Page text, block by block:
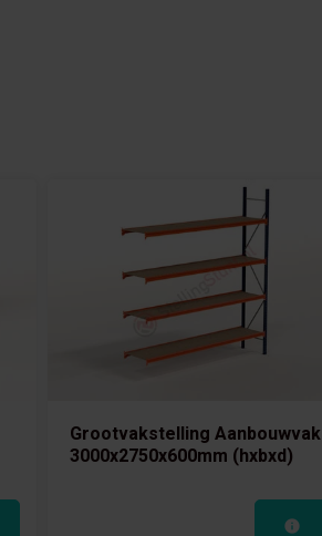
Grootvakstelling Aanbouwvak
3000x2750x600mm (hxbxd)